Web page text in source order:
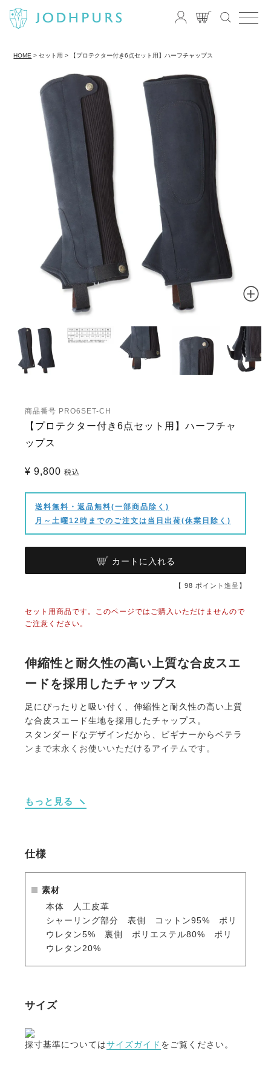
HOME セット用 【プロテクター付き6点セット用】ハーフチャップス
商品番号 PRO6SET-CH
【プロテクター付き6点セット用】ハーフチャ
ップス
¥ 9,800 税込
送料無料・返品無料(一部商品除く)
月～土曜12時までのご注文は当日出荷(休業日除く)
カートに入れる
【 98 ポイント進呈】
セット用商品です。このページではご購入いただけませんので
ご注意ください。
伸縮性と耐久性の高い上質な合皮スエ
ードを採用したチャップス
足にぴったりと吸い付く、伸縮性と耐久性の高い上質
な合皮スエード生地を採用したチャップス。
スタンダードなデザインだから、ビギナーからベテラ
ンまで末永くお使いいただけるアイテムです。
このアイテムのために新たに採用された高品質合皮ス
がしやすい合皮でしたが、本製品は色移りを低減させ
た合皮です。
※色移りが全くしないわけではありません。
・グリップ力と耐磨耗性にすぐれたスエード生地
滑りにくく騎乗しやすい、合皮スエード生地を使用。
磨耗試験による耐久性も実証済み。
トを繰り返し、日本人にあわせたサイズに調整しまし
た。
・高い縫製技術を活かしたフィット感
もっと見る
仕様
素材
本体 人工皮革
シャーリング部分 表側 コットン95% ポリ
ウレタン5% 裏側 ポリエステル80% ポリ
ウレタン20%
サイズ
採寸基準についてはサイズガイド をご覧ください。